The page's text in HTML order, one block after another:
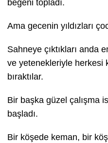
beğeni topladı.
Ama gecenin yıldızları
Sahneye çıktıkları anda
ve yetenekleriyle herkesi
bıraktılar.
Bir başka güzel çalışma
başladı.
Bir köşede keman, bir